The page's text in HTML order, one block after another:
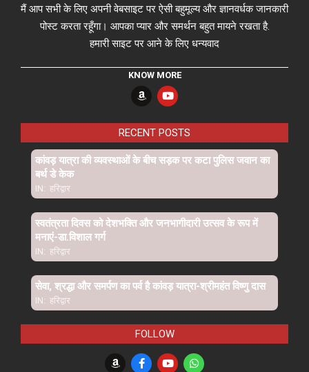
मैं आप सभी के लिए अपनी वेबसाइट पर ऐसी बहुमूल्य और ज्ञानवर्धक जानकारी
पोस्ट करता रहूँगा। आपका प्यार और समर्थन बहुत मायने रखता है.
हमारी साइट पर आने के लिए धन्यवाद
KNOW MORE
RECENT POSTS
कांवड़ यात्रा की व्यवस्थाओं के बीच सड़क पर कटा पुलिस जवान का
बर्थ डे केक
IN: हरिद्वार
स्वतंत्रता दिवस को देशभक्ति और जनभागीदारी उत्सव के रूप में
मनाएं-डा.विशाल गर्ग
IN: हरिद्वार
सेवा, श्रद्धा और समर्पण का पर्व है कांवड़ यात्रा-श्रीमहंत विष्णु दास
IN: हरिद्वार
FOLLOW